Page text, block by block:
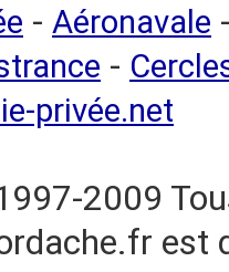
- Aéronavale
-
privée.net
2009
est